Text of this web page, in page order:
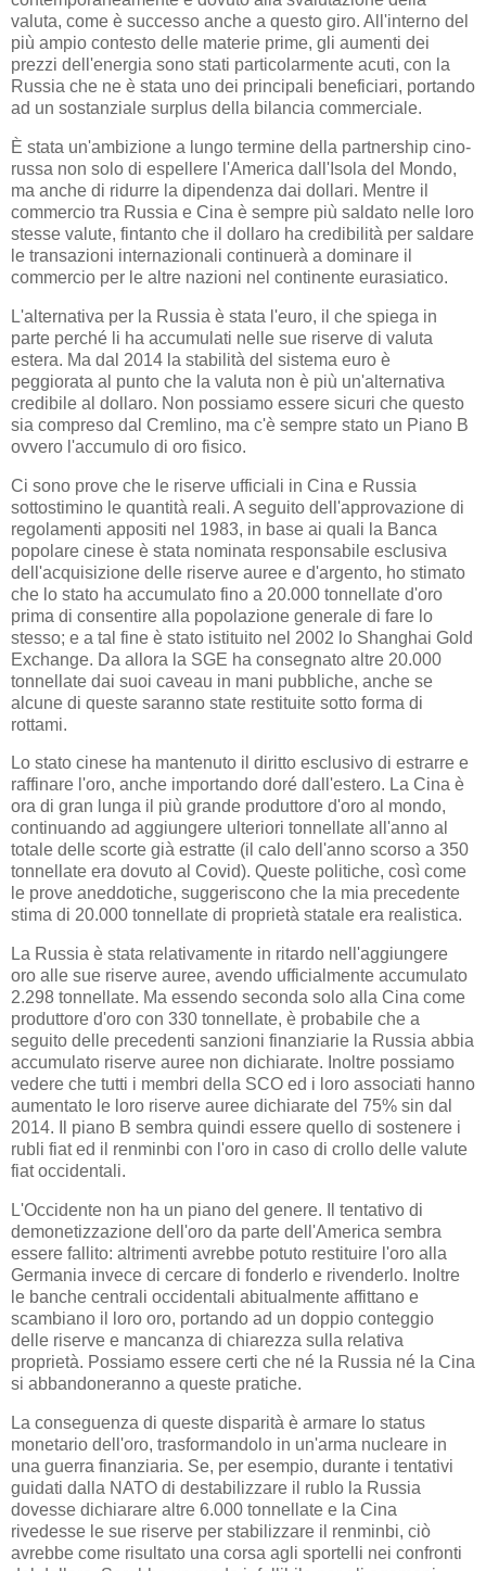
valuta, come è successo anche a questo giro. All'interno del
più ampio contesto delle materie prime, gli aumenti dei
prezzi dell'energia sono stati particolarmente acuti, con la
Russia che ne è stata uno dei principali beneficiari, portando
ad un sostanziale surplus della bilancia commerciale.
È stata un'ambizione a lungo termine della partnership cino-
russa non solo di espellere l'America dall'Isola del Mondo,
ma anche di ridurre la dipendenza dai dollari. Mentre il
commercio tra Russia e Cina è sempre più saldato nelle loro
stesse valute, fintanto che il dollaro ha credibilità per saldare
le transazioni internazionali continuerà a dominare il
commercio per le altre nazioni nel continente eurasiatico.
L'alternativa per la Russia è stata l'euro, il che spiega in
parte perché li ha accumulati nelle sue riserve di valuta
estera. Ma dal 2014 la stabilità del sistema euro è
peggiorata al punto che la valuta non è più un'alternativa
credibile al dollaro. Non possiamo essere sicuri che questo
sia compreso dal Cremlino, ma c'è sempre stato un Piano B
ovvero l'accumulo di oro fisico.
Ci sono prove che le riserve ufficiali in Cina e Russia
sottostimino le quantità reali. A seguito dell'approvazione di
regolamenti appositi nel 1983, in base ai quali la Banca
popolare cinese è stata nominata responsabile esclusiva
dell'acquisizione delle riserve auree e d'argento, ho stimato
che lo stato ha accumulato fino a 20.000 tonnellate d'oro
prima di consentire alla popolazione generale di fare lo
stesso; e a tal fine è stato istituito nel 2002 lo Shanghai Gold
Exchange. Da allora la SGE ha consegnato altre 20.000
tonnellate dai suoi caveau in mani pubbliche, anche se
alcune di queste saranno state restituite sotto forma di
rottami.
Lo stato cinese ha mantenuto il diritto esclusivo di estrarre e
raffinare l'oro, anche importando doré dall'estero. La Cina è
ora di gran lunga il più grande produttore d'oro al mondo,
continuando ad aggiungere ulteriori tonnellate all'anno al
totale delle scorte già estratte (il calo dell'anno scorso a 350
tonnellate era dovuto al Covid). Queste politiche, così come
le prove aneddotiche, suggeriscono che la mia precedente
stima di 20.000 tonnellate di proprietà statale era realistica.
La Russia è stata relativamente in ritardo nell'aggiungere
oro alle sue riserve auree, avendo ufficialmente accumulato
2.298 tonnellate. Ma essendo seconda solo alla Cina come
produttore d'oro con 330 tonnellate, è probabile che a
seguito delle precedenti sanzioni finanziarie la Russia abbia
accumulato riserve auree non dichiarate. Inoltre possiamo
vedere che tutti i membri della SCO ed i loro associati hanno
aumentato le loro riserve auree dichiarate del 75% sin dal
2014. Il piano B sembra quindi essere quello di sostenere i
rubli fiat ed il renminbi con l'oro in caso di crollo delle valute
fiat occidentali.
L'Occidente non ha un piano del genere. Il tentativo di
demonetizzazione dell'oro da parte dell'America sembra
essere fallito: altrimenti avrebbe potuto restituire l'oro alla
Germania invece di cercare di fonderlo e rivenderlo. Inoltre
le banche centrali occidentali abitualmente affittano e
scambiano il loro oro, portando ad un doppio conteggio
delle riserve e mancanza di chiarezza sulla relativa
proprietà. Possiamo essere certi che né la Russia né la Cina
si abbandoneranno a queste pratiche.
La conseguenza di queste disparità è armare lo status
monetario dell'oro, trasformandolo in un'arma nucleare in
una guerra finanziaria. Se, per esempio, durante i tentativi
guidati dalla NATO di destabilizzare il rublo la Russia
dovesse dichiarare altre 6.000 tonnellate e la Cina
rivedesse le sue riserve per stabilizzare il renminbi, ciò
avrebbe come risultato una corsa agli sportelli nei confronti